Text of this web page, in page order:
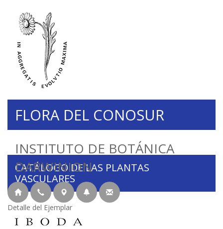
INSTITUTO DE BOTÁNICA
DARWINION
FLORA DEL CONOSUR
CATÁLOGO DE LAS PLANTAS
VASCULARES
Detalle del Ejemplar